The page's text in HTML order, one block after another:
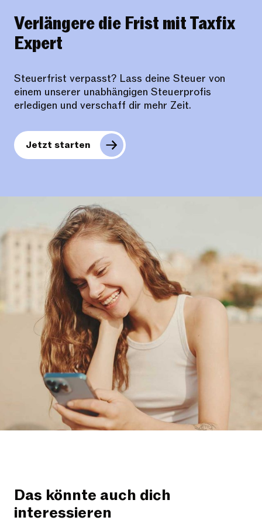
Verlängere die Frist mit Taxfix
Expert
Steuerfrist verpasst? Lass deine Steuer von
einem unserer unabhängigen Steuerprofis
erledigen und verschaff dir mehr Zeit.
Jetzt starten
Das könnte auch dich
interessieren